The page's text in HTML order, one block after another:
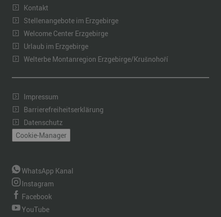
Kontakt
Stellenangebote im Erzgebirge
Welcome Center Erzgebirge
Urlaub im Erzgebirge
Welterbe Montanregion Erzgebirge/Krušnohoří
Impressum
Barrierefreiheitserklärung
Datenschutz
Cookie-Manager
WhatsApp Kanal
Instagram
Facebook
YouTube